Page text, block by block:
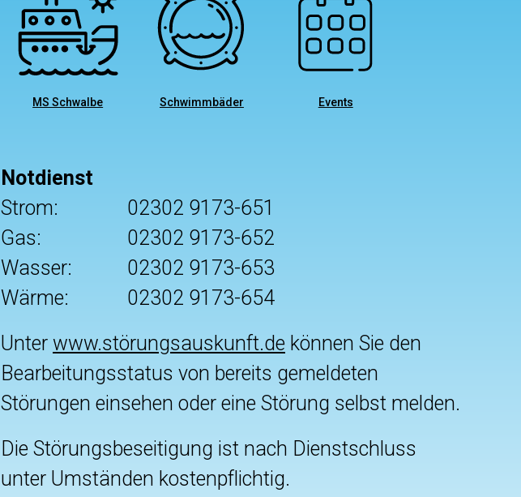
MS Schwalbe Schwimmbäder Events
Notdienst
Strom:
02302 9173-651
Gas:
02302 9173-652
Wasser:
02302 9173-653
Wärme:
02302 9173-654
Unter www.störungsauskunft.de können Sie den
Bearbeitungsstatus von bereits gemeldeten
Störungen einsehen oder eine Störung selbst melden.
Die Störungsbeseitigung ist nach Dienstschluss
unter Umständen kostenpflichtig.